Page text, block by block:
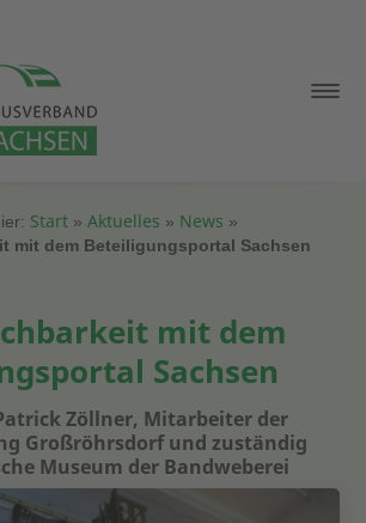
Start» Aktuelles » News »
mit dem Beteiligungsportal Sachsen
mit dem
Sachsen
Zöllner, Mitarbeiter der
Großröhrsdorf und zuständig
Museum der Bandweberei